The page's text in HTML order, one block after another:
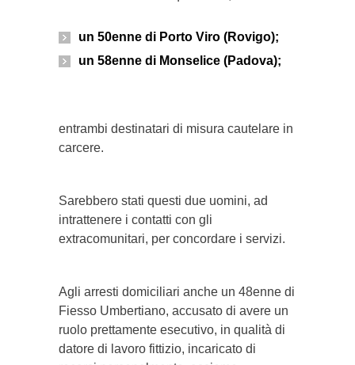
un 50enne di Porto Viro (Rovigo);
un 58enne di Monselice (Padova);
entrambi destinatari di misura cautelare in
carcere.
Sarebbero stati questi due uomini, ad
intrattenere i contatti con gli
extracomunitari, per concordare i servizi.
Agli arresti domiciliari anche un 48enne di
Fiesso Umbertiano, accusato di avere un
ruolo prettamente esecutivo, in qualità di
datore di lavoro fittizio, incaricato di